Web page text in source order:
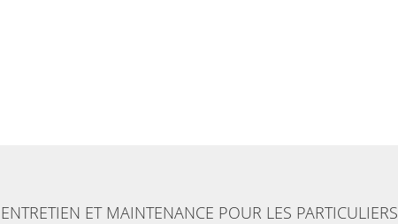
ENTRETIEN ET MAINTENANCE POUR LES PARTICULIERS